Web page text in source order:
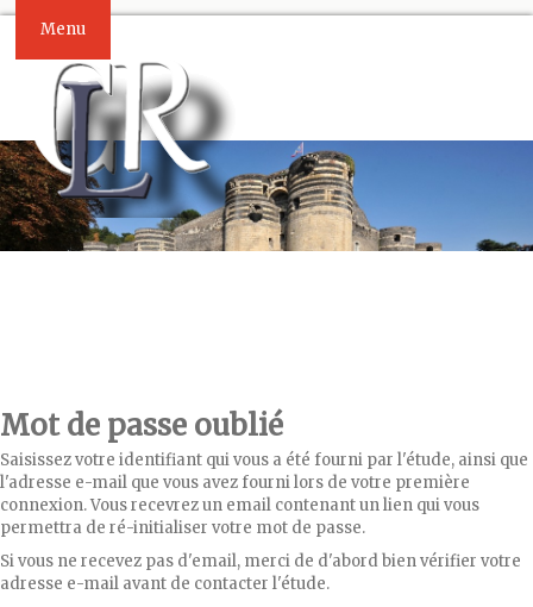
Menu
Mot de passe oublié
Saisissez votre identifiant qui vous a été fourni par l'étude, ainsi que
l'adresse e-mail que vous avez fourni lors de votre première
connexion. Vous recevrez un email contenant un lien qui vous
permettra de ré-initialiser votre mot de passe.
Si vous ne recevez pas d'email, merci de d'abord bien vérifier votre
adresse e-mail avant de contacter l'étude.